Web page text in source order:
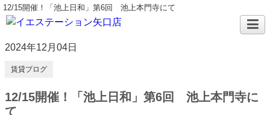
12/15開催！「池上日和」第6回 池上本門寺にて
2024年12月04日
賃貸ブログ
12/15開催！「池上日和」第6回 池上本門寺に
て